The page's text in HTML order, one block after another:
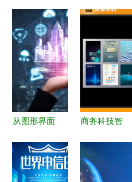
云服务ppt
模板
迭代”特性
与技术叙
事》
从图形界面
信息科技如
何重塑现代
商务科技智
产品画册封
面海报-版